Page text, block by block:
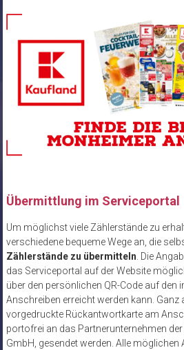
Übermittlung im Serviceportal
Um möglichst viele Zählerstände zu
verschiedene bequeme Wege an, die
Zählerstände zu übermitteln. Die
das Serviceportal auf der Website
über den persönlichen QR-Code auf den
Anschreiben erreicht werden kann. Ganz
vorgedruckte Rückantwortkarte am
portofrei an das Partnerunternehmen der
GmbH, gesendet werden. Alle möglichen